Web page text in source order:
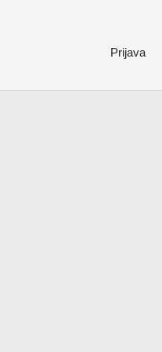
Prijava